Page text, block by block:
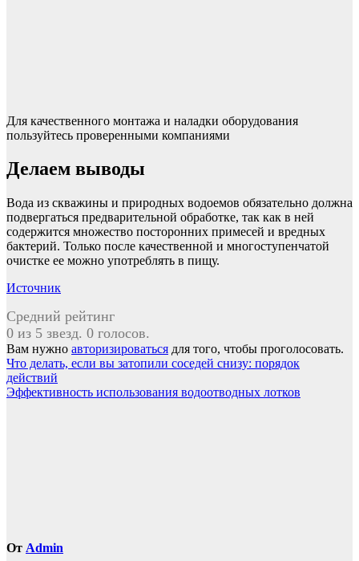
Для качественного монтажа и наладки оборудования
пользуйтесь проверенными компаниями
Делаем выводы
Вода из скважины и природных водоемов обязательно должна
подвергаться предварительной обработке, так как в ней
содержится множество посторонних примесей и вредных
бактерий. Только после качественной и многоступенчатой
очистке ее можно употреблять в пищу.
Источник
Средний рейтинг
0 из 5 звезд. 0 голосов.
Вам нужно авторизироваться для того, чтобы проголосовать.
Навигация
по
Что делать, если вы затопили соседей снизу: порядок
действий
Эффективность использования водоотводных лотков
От Admin